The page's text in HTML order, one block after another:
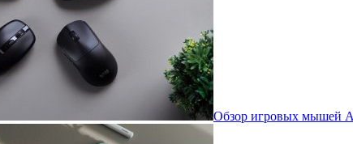
Обзор игровых мышей